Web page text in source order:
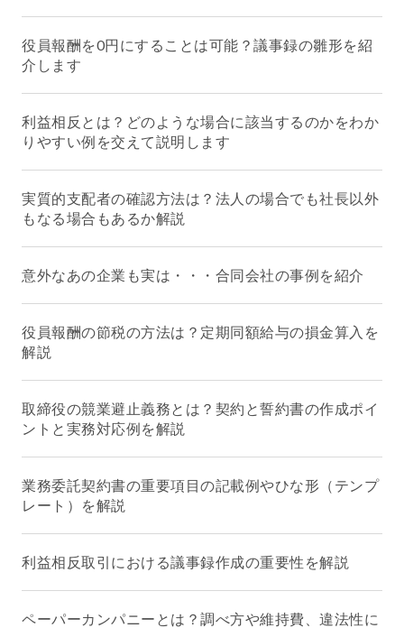
役員報酬を0円にすることは可能？議事録の雛形を紹
介します
利益相反とは？どのような場合に該当するのかをわか
りやすい例を交えて説明します
実質的支配者の確認方法は？法人の場合でも社長以外
もなる場合もあるか解説
意外なあの企業も実は・・・合同会社の事例を紹介
役員報酬の節税の方法は？定期同額給与の損金算入を
解説
取締役の競業避止義務とは？契約と誓約書の作成ポイ
ントと実務対応例を解説
業務委託契約書の重要項目の記載例やひな形（テンプ
レート）を解説
利益相反取引における議事録作成の重要性を解説
ペーパーカンパニーとは？調べ方や維持費、違法性に